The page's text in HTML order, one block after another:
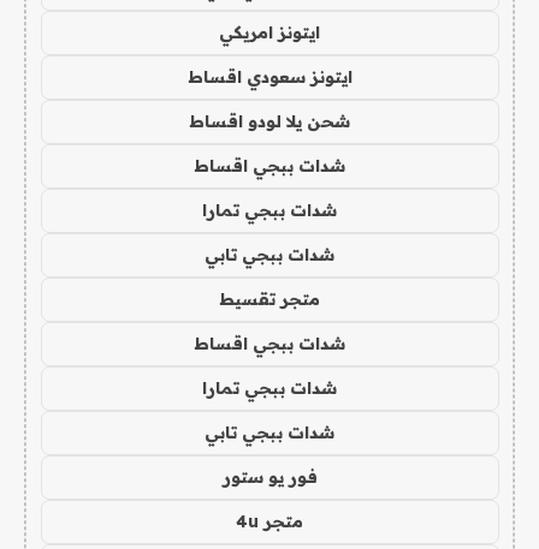
ايتونز امريكي
ايتونز سعودي اقساط
شحن يلا لودو اقساط
شدات ببجي اقساط
شدات ببجي تمارا
شدات ببجي تابي
متجر تقسيط
شدات ببجي اقساط
شدات ببجي تمارا
شدات ببجي تابي
فور يو ستور
متجر 4u